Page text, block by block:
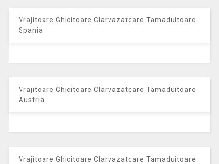
Vrajitoare Ghicitoare Clarvazatoare Tamaduitoare
Spania
Vrajitoare Ghicitoare Clarvazatoare Tamaduitoare
Austria
Vrajitoare Ghicitoare Clarvazatoare Tamaduitoare